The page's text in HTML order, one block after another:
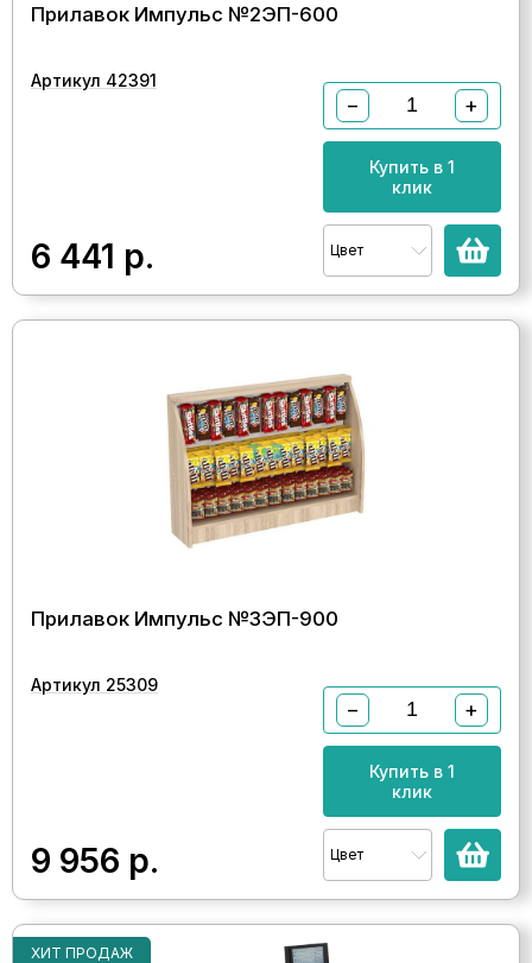
Прилавок Импульс №2ЭП-600
Артикул 42391
6 441 р.
− +
Купить в 1
клик
Цвет
Прилавок Импульс №3ЭП-900
Артикул 25309
9 956 р.
− +
Купить в 1
клик
Цвет
ХИТ ПРОДАЖ